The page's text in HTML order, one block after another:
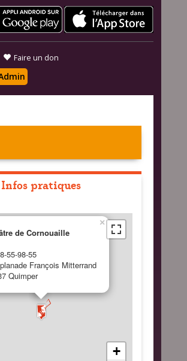
Faire un don
Infos pratiques
de Cornouaille
55-98-55
François Mitterrand
Quimper
×
+